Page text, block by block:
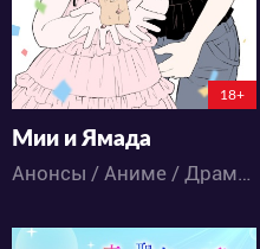
149:10:38:8
18+
Мии и Ямада
Анонсы / Аниме / Драма / Триллер